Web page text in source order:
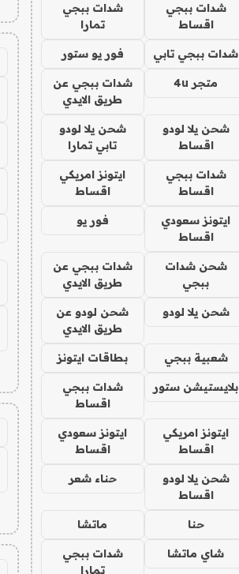
شدات ببجي
اقساط
شدات ببجي
تمارا
شدات ببجي تابي فور يو ستور
متجر 4u
شدات ببجي عن
طريق الايدي
شحن يلا لودو
اقساط
شحن يلا لودو
تابي تمارا
شدات ببجي
اقساط
ايتونز امريكي
اقساط
ايتونز سعودي
اقساط
فور يو
شحن شدات
ببجي
شدات ببجي عن
طريق الايدي
شحن يلا لودو
شحن لودو عن
طريق الايدي
شعبية ببجي بطاقات ايتونز
بلايستيشن ستور
شدات ببجي
اقساط
ايتونز امريكي
اقساط
ايتونز سعودي
اقساط
شحن يلا لودو
اقساط
حناء شعر
حنا ماتشا
شاي ماتشا
شدات ببجي
تمارا